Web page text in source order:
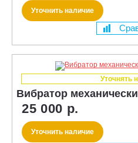
Уточнить наличие
Уточнять
Вибратор
25 000 р.
Уточнить наличие